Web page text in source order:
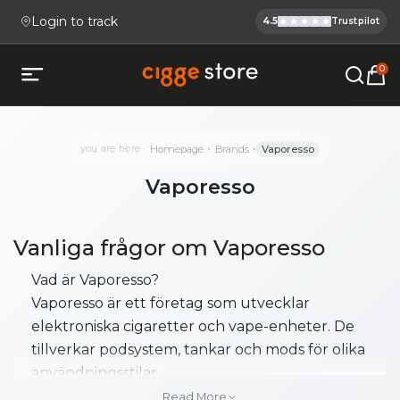
Login to track
Cigge.se Is
4.5 Trustpilot
Open mobile menu
Köp E-cigg, E-juice, Snus &
0
you are here Homepage Brands Vaporesso
Vaporesso
Vanliga frågor om Vaporesso
Vad är Vaporesso?
Vaporesso är ett företag som utvecklar
elektroniska cigaretter och vape-enheter. De
tillverkar podsystem, tankar och mods för olika
användningsstilar.
Read More